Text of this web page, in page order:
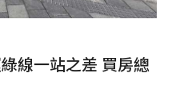
線一站之差 買房總